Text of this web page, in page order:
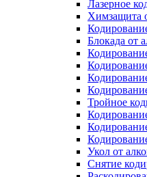
Лазерное
Химзащита
Блокада от
Тройное
Укол от
Снятие